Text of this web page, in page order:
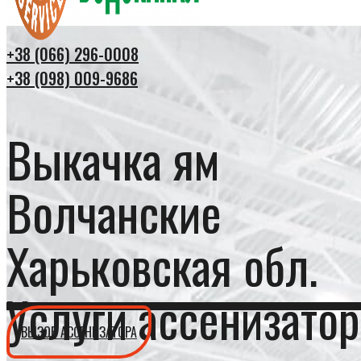
+38 (066) 296-0008
+38 (098) 009-9686
Выкачка ям
Волчанские
Харьковская обл.
Услуги
ВЫЗОВ АССЕНИЗАТОРА